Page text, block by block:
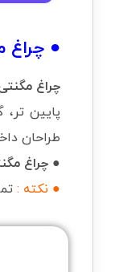
● چراغ
چراغ مگنتی
پایین
طراحان
● چراغ مگنتی
● نکته :